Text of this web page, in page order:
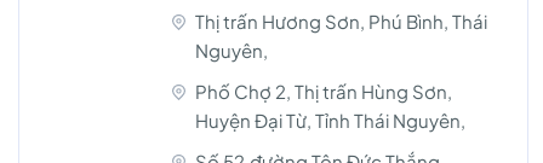
Thị trấn Hương Sơn, Phú Bình, Thái
Nguyên,
Phố Chợ 2, Thị trấn Hùng Sơn,
Huyện Đại Từ, Tỉnh Thái Nguyên,